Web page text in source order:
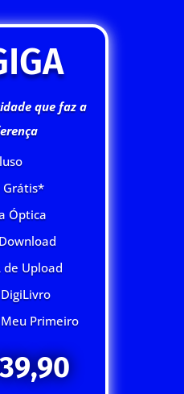
que faz a
o
Grátis*
Óptica
de Upload
Primeiro